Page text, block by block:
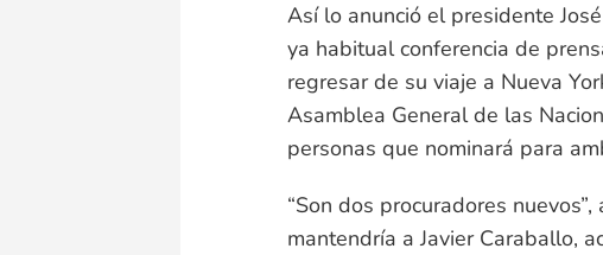
Así lo anunció el presidente
ya habitual conferencia de
regresar de su viaje a Nueva
Asamblea General de las
personas que nominará para
“Son dos procuradores
mantendría a Javier Caraballo,